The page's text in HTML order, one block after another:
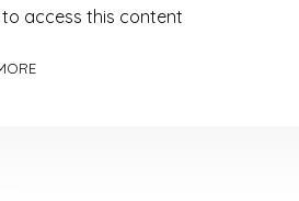
access this content